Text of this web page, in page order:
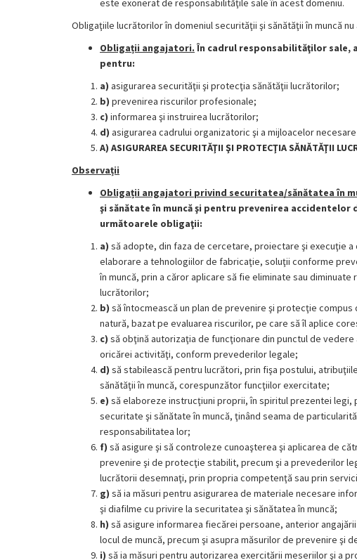
este exonerat de responsabilităţile sale în acest domeniu.
Obligaţiile lucrătorilor în domeniul securităţii şi sănătăţii în muncă
Obligații angajatori. În cadrul responsabilităţilor sale,
pentru:
a) asigurarea securităţii şi protecţia sănătăţii lucrătorilor;
b) prevenirea riscurilor profesionale;
c) informarea şi instruirea lucrătorilor;
d) asigurarea cadrului organizatoric şi a mijloacelor
A) ASIGURAREA SECURITĂŢII ŞI PROTECŢIA SĂNĂTĂŢII
Observații
Obligații angajatori privind securitatea/sănătatea în
şi sănătate în muncă şi pentru prevenirea
următoarele obligaţii:
a) să adopte, din faza de cercetare, proiectare şi execuţie
elaborare a tehnologiilor de fabricaţie, soluţii conforme
în muncă, prin a căror aplicare să fie eliminate sau
lucrătorilor;
b) să întocmească un plan de prevenire şi protecţie
natură, bazat pe evaluarea riscurilor, pe care să îl aplice
c) să obţină autorizaţia de funcţionare din punctul de
oricărei activităţi, conform prevederilor legale;
d) să stabilească pentru lucrători, prin fişa postului,
sănătăţii în muncă, corespunzător funcţiilor exercitate;
e) să elaboreze instrucţiuni proprii, în spiritul prezentei
securitate şi sănătate în muncă, ţinând seama de
responsabilitatea lor;
f) să asigure şi să controleze cunoaşterea şi aplicarea de
prevenire şi de protecţie stabilit, precum şi a prevederilor
lucrătorii desemnaţi, prin propria competenţă sau prin
g) să ia măsuri pentru asigurarea de materiale necesare
şi diafilme cu privire la securitatea şi sănătatea în muncă;
h) să asigure informarea fiecărei persoane, anterior
locul de muncă, precum şi asupra măsurilor de prevenire şi
i) să ia măsuri pentru autorizarea exercitării meseriilor şi a